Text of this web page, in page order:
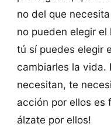
no del que
no pueden elegir
tú sí puedes elegir
cambiarles la vida.
necesitan, te
acción por ellos es
álzate por ellos!